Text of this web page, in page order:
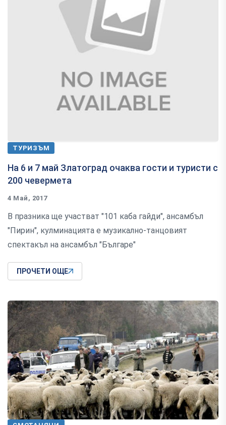
ТУРИЗЪМ
На 6 и 7 май Златоград очаква гости и туристи с
200 чевермета
4 Май, 2017
В празника ще участват "101 каба гайди", ансамбъл
"Пирин", кулминацията е музикално-танцовият
спектакъл на ансамбъл "Българе"
ПРОЧЕТИ ОЩЕ